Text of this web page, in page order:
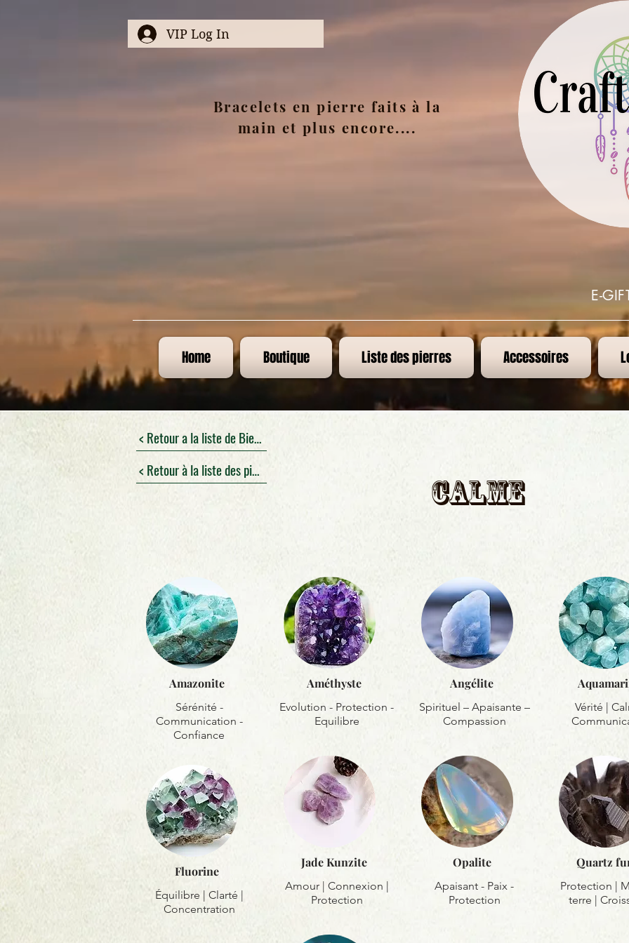
VIP Log In
Bracelets en pierre faits à la
main et plus encore....
E-
Home Boutique Liste des pierres Accessoires
< Retour a la liste de Bienfaits
< Retour à la liste des pierres
Calme
Amazonite
Sérénité -
Communication -
Confiance
Fluorine
Équilibre | Clarté |
Concentration
Améthyste
Evolution - Protection -
Equilibre
Jade Kunzite
Amour | Connexion |
Protection
Angélite
Spirituel – Apaisante –
Compassion
Opalite
Apaisant - Paix -
Protection
Vérité |
Quartz
Protection |
terre |